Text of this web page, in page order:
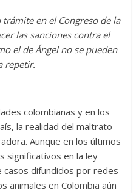
en el Congreso de la
las sanciones contra el
el de Ángel no se pueden
repetir.
colombianas y en los
la realidad del maltrato
Aunque en los últimos
significativos en la ley
casos difundidos por redes
animales en Colombia aún